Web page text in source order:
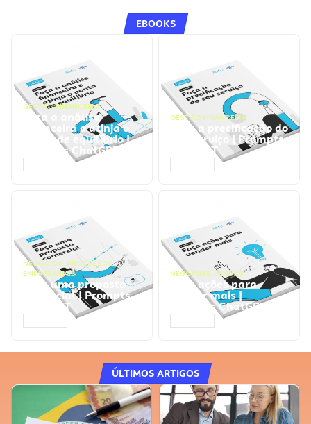
EBOOKS
GESTÃO FINANCEIRA
Faça a análise
financeira e atinja o
ponto de equilíbrio |
Prompts ChatGPT
GESTÃO FINANCEIRA
Faça a precificação do
seu serviço | Prompts
ChatGPT
NEGÓCIOS, PROCESSOS
EMPRESARIAIS
Faça uma proposta
comercial | Prompts
ChatGPT
NEGÓCIOS, VENDAS
Faça ações para
vender mais |
Prompts ChatGPT
ÚLTIMOS ARTIGOS